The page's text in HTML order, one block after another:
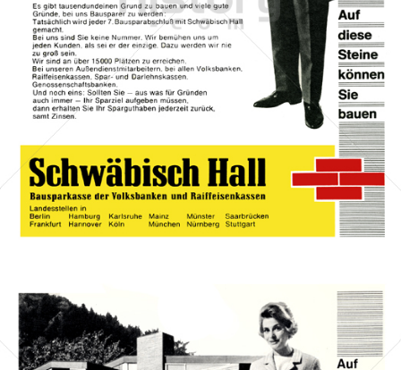
BAUSPARKASSE SCHWÄBISCH HALL
Bausparkasse Schwäbisch Hall AG
1967
Bild-ID: 13521